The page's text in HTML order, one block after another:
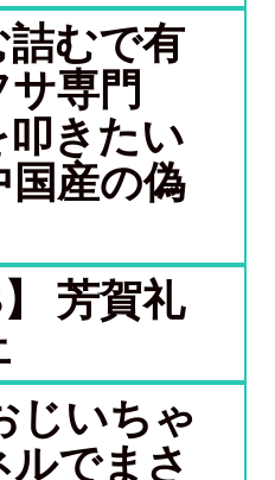
詰むで有
専門
きたい
国産の偽
芳賀礼
じいちゃ
でまさ